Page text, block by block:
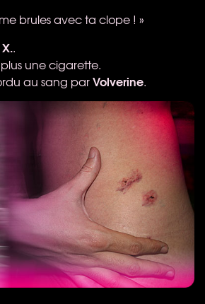
brules avec ta clope ! »
X..
une cigarette.
au sang parVolverine.